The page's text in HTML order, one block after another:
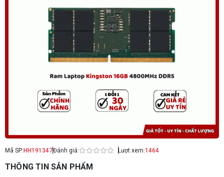
Mã SP:HH191347Đánh giá: Lượt xem:1464
THÔNG TIN SẢN PHẨM